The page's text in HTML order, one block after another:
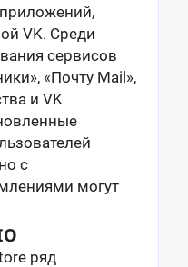
VK. Среди
сервисов
«Почту Mail»,
и VK
с
могут
ряд